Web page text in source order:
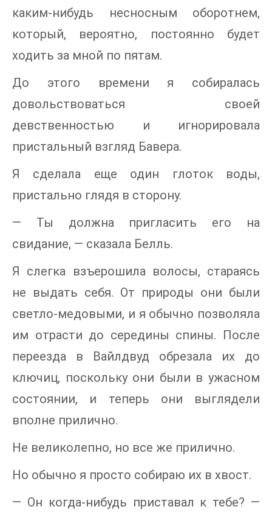
каким-нибудь несносным оборотнем,
который, вероятно, постоянно будет
ходить за мной по пятам.
До этого времени я собиралась
довольствоваться своей
девственностью и игнорировала
пристальный взгляд Бавера.
Я сделала еще один глоток воды,
пристально глядя в сторону.
— Ты должна пригласить его на
свидание, — сказала Белль.
Я слегка взъерошила волосы, стараясь
не выдать себя. От природы они были
светло-медовыми, и я обычно позволяла
им отрасти до середины спины. После
переезда в Вайлдвуд обрезала их до
ключиц, поскольку они были в ужасном
состоянии, и теперь они выглядели
вполне прилично.
Не великолепно, но все же прилично.
Но обычно я просто собираю их в хвост.
— Он когда-нибудь приставал к тебе? —